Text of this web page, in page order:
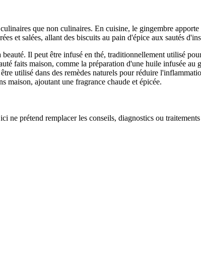
que non culinaires. En cuisine, le gingembre apporte
et salées, allant des biscuits au pain d'épice aux sautés
Il peut être infusé en thé, traditionnellement utilisé
faits maison, comme la préparation d'une huile infusée
utilisé dans des remèdes naturels pour réduire
maison, ajoutant une fragrance chaude et épicée.
prétend remplacer les conseils, diagnostics ou